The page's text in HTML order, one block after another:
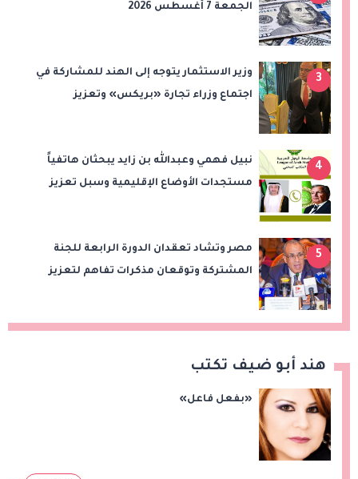
الجمعة 7 أغسطس 2026
3
وزير الاستثمار يتوجه إلى الهند للمشاركة في
اجتماع وزراء تجارة «بريكس» وتعزيز
4
نبيل فهمي وعبدالله بن زايد يبحثان هاتفياً
مستجدات الأوضاع الإقليمية وسبل تعزيز
5
مصر وتشاد تعقدان الدورة الرابعة للجنة
المشتركة وتوقعان مذكرات تفاهم لتعزيز
هند أبو ضيف تكتب
«بفعل فاعل»